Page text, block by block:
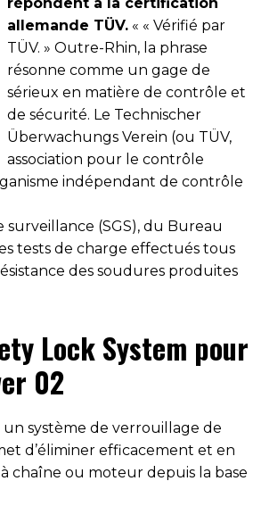
répondent à la certification
allemande TÜV. « « Vérifié par
TÜV. » Outre-Rhin, la phrase
résonne comme un gage de
sérieux en matière de contrôle et
de sécurité. Le Technischer
Überwachungs Verein (ou TÜV,
association pour le contrôle
indépendant de contrôle
(SGS), du Bureau
tests de charge effectués tous
des soudures produites
Lock System pour
02
un système de verrouillage de
d’éliminer efficacement et en
chaîne ou moteur depuis la base